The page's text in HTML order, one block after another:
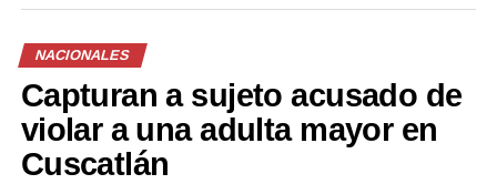
NACIONALES
Capturan a sujeto acusado de
violar a una adulta mayor en
Cuscatlán